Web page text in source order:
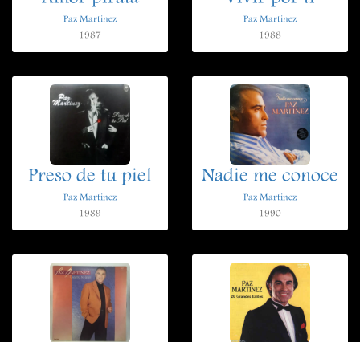
Paz Martinez
1987
Paz Martinez
1988
Preso de tu piel
Paz Martinez
1989
Nadie me conoce
Paz Martinez
1990